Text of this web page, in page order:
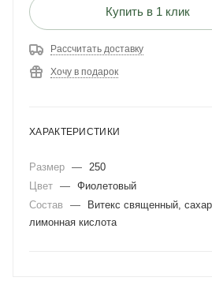
Купить в 1 клик
Рассчитать доставку
Хочу в подарок
ХАРАКТЕРИСТИКИ
Размер — 250
Цвет — Фиолетовый
Состав
—
Витекс священный,
лимонная кислота